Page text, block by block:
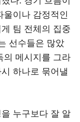
이나 감정적인
팀 전체의 집중
선수들은 많았
의 메시지를 그라
하나로 묶어낼
누구보다 잘 알